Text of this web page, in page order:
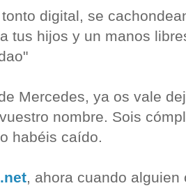
digital, se
tus hijos y un manos
Mercedes, ya os vale
nombre. Sois
habéis caído.
, ahora cuando